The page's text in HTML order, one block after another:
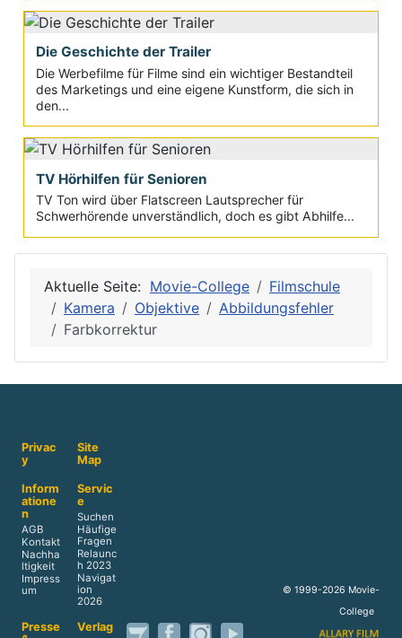
Die Geschichte der Trailer
Die Werbefilme für Filme sind ein wichtiger Bestandteil
des Marketings und eine eigene Kunstform, die sich in
den...
TV Hörhilfen für Senioren
TV Ton wird über Flatscreen Lautsprecher für
Schwerhörende unverständlich, doch es gibt Abhilfe...
Aktuelle Seite: Movie-College
Filmschule
Kamera
Objektive
Abbildungsfehler
Farbkorrektur
Privac
y
Site
Map
Inform
atione
n
AGB
Kontakt
Nachha
ltigkeit
Impress
um
Servic
e
Suchen
Häufige
Fragen
Relaunc
h 2023
Navigat
ion
2026
Presse
Verlag
© 1999-2026 Movie-
College